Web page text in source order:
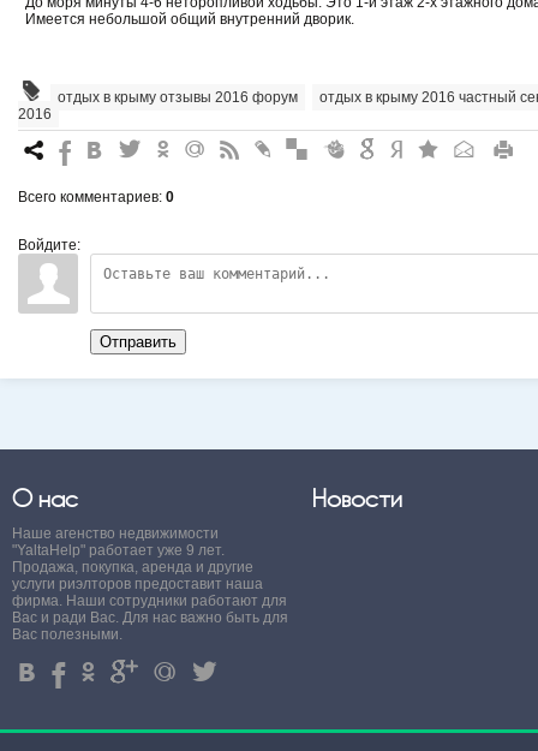
Имеется небольшой общий внутренний дворик.
отдых в крыму отзывы 2016 форум
отдых в крыму 2016 частный
2016
7 % 4 3 . + 0 * # " & 6 Q P R
Всего комментариев: 0
Войдите:
Отправить
О нас
Наше агенство недвижимости
"YaltaHelp" работает уже 9 лет.
Продажа, покупка, аренда и другие
услуги риэлторов предоставит наша
фирма. Наши сотрудники работают для
Вас и ради Вас. Для нас важно быть для
Вас полезными.
4 % . ' + 3
Новости